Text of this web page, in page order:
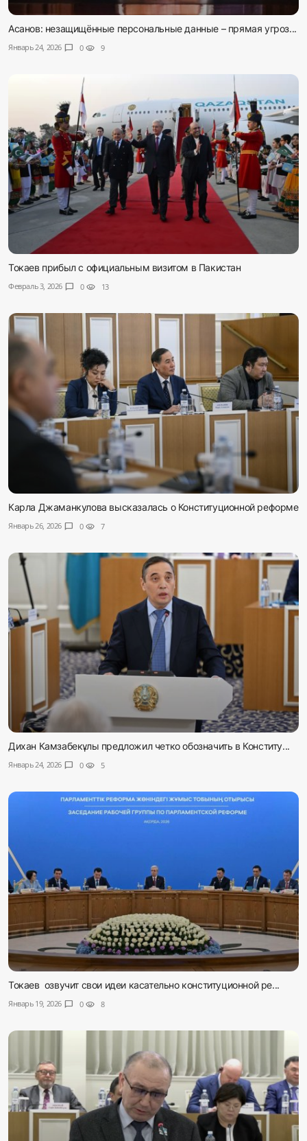
Асанов: незащищённые персональные данные – прямая угроз...
Январь 24, 2026 chat_bubble 0 visibility 9
Токаев прибыл с официальным визитом в Пакистан
Февраль 3, 2026 chat_bubble 0 visibility 13
Карла Джаманкулова высказалась о Конституционной реформе
Январь 26, 2026 chat_bubble 0 visibility 7
Дихан Камзабекұлы предложил четко обозначить в Конститу...
Январь 24, 2026 chat_bubble 0 visibility 5
Токаев озвучит свои идеи касательно конституционной ре...
Январь 19, 2026 chat_bubble 0 visibility 8